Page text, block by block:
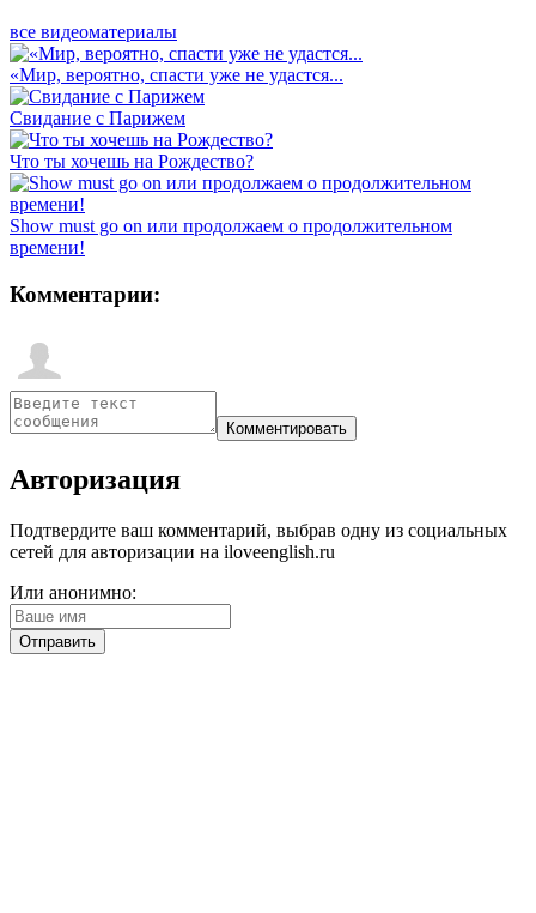
все видеоматериалы
«Мир, вероятно, спасти уже не удастся...
Свидание с Парижем
Что ты хочешь на Рождество?
Show must go on или продолжаем о продолжительном
времени!
Комментарии:
Авторизация
Подтвердите ваш комментарий, выбрав одну из социальных
сетей для авторизации на iloveenglish.ru
Или анонимно: